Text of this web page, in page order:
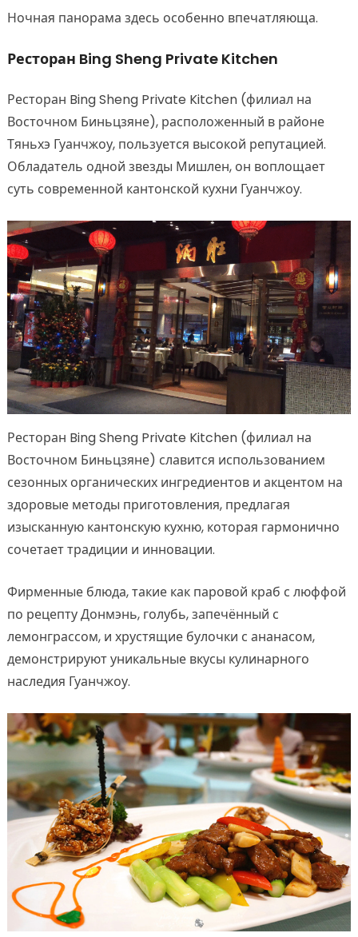
Ночная панорама здесь особенно впечатляюща.
Ресторан Bing Sheng Private Kitchen
Ресторан Bing Sheng Private Kitchen (филиал на
Восточном Биньцзяне), расположенный в районе
Тяньхэ Гуанчжоу, пользуется высокой репутацией.
Обладатель одной звезды Мишлен, он воплощает
суть современной кантонской кухни Гуанчжоу.
Ресторан Bing Sheng Private Kitchen (филиал на
Восточном Биньцзяне) славится использованием
сезонных органических ингредиентов и акцентом на
здоровые методы приготовления, предлагая
изысканную кантонскую кухню, которая гармонично
сочетает традиции и инновации.
Фирменные блюда, такие как паровой краб с люффой
по рецепту Донмэнь, голубь, запечённый с
лемонграссом, и хрустящие булочки с ананасом,
демонстрируют уникальные вкусы кулинарного
наследия Гуанчжоу.